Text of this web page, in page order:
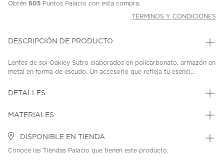
Obtén 605 Puntos Palacio con esta compra.
TÉRMINOS Y CONDICIONES
DESCRIPCIÓN DE PRODUCTO
Lentes de sol Oakley Sutro elaborados en policarbonato, armazón en
metal en forma de escudo. Un accesorio que refleja tu esenci...
DETALLES
MATERIALES
DISPONIBLE EN TIENDA
Conoce las Tiendas Palacio que tienen este producto.